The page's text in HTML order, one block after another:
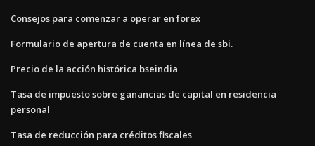
Consejos para comenzar a operar en forex
Formulario de apertura de cuenta en línea de sbi.
Precio de la acción histórica bseindia
Tasa de impuesto sobre ganancias de capital en residencia
personal
Tasa de reducción para créditos fiscales